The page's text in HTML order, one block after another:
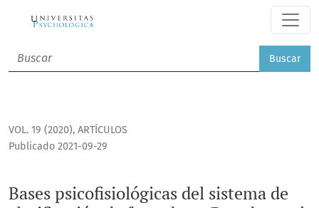
Bases psicofisiológicas del sistema de clasificación de
Buscar
VOL. 19 (2020), ARTÍCULOS
Bases psicofisiológicas del sistema de
Publicado 2021-09-29